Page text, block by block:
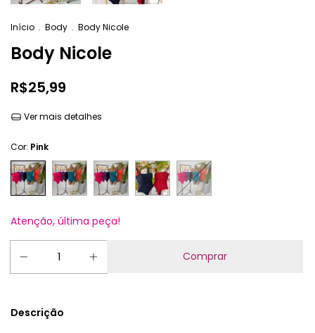
Início . Body . Body Nicole
Body Nicole
R$25,99
Ver mais detalhes
Cor: Pink
Atenção, última peça!
Descrição